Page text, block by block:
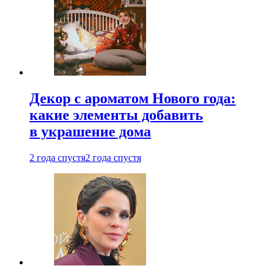
Декор с ароматом Нового года:
какие элементы добавить
в украшение дома
2 года спустя2 года спустя